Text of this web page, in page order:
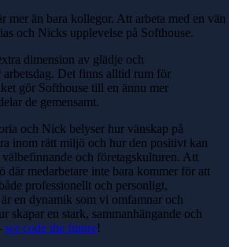
än bara kollegor. Att arbeta med en vän
och Nicks upplevelse på Softhouse.
dimension av glädje och
arbetsdag. Det finns alltid rum för
gör Softhouse till en ännu mer
de gemensamt.
och Nick belyser hur vänskap på
inom rätt miljö och hur den positivt kan
och företagskulturen. Att
där medarbetare inte bara kommer för att
professionellt och personligt,
en dynamik som vi omfamnar och
skapar en stark, sammanhängande och
we code the future!